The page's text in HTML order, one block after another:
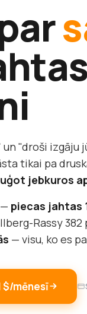
"droši izgāju
tikai pa
jebkuros
piecas jahtas
Rassy
— visu, ko es
$/mēnesī